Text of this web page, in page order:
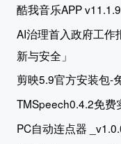
酷我音乐APP
AI治理首入政府工作
新与安全」
剪映5.9官方安装包-
TMSpeech0.4.2免费
PC自动连点器